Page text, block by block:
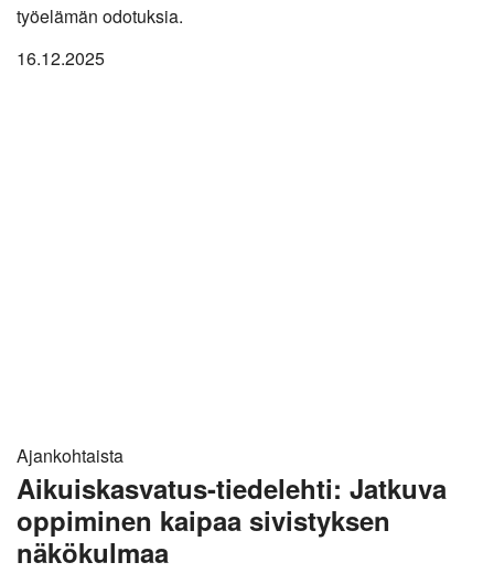
työelämän odotuksia.
16.12.2025
Ajankohtaista
Aikuiskasvatus-tiedelehti: Jatkuva
oppiminen kaipaa sivistyksen
näkökulmaa